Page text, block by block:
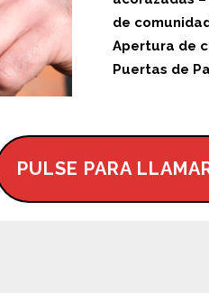
de
Apertura de
Puertas de
PULSE PARA